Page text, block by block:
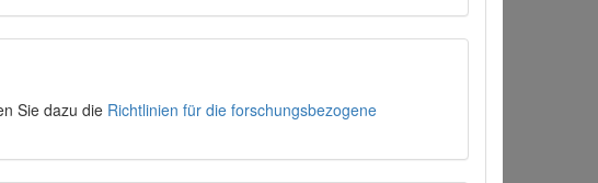
Sie dazu die Richtlinien für die forschungsbezogene